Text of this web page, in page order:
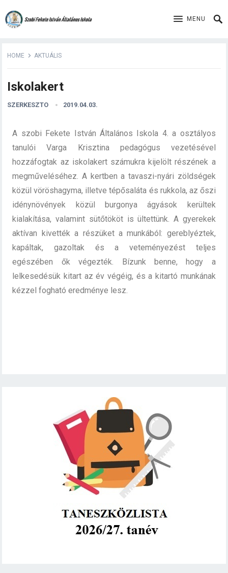
MENU
HOME AKTUÁLIS
Iskolakert
SZERKESZTO 2019.04.03.
A szobi Fekete István Általános Iskola 4. a osztályos
tanulói Varga Krisztina pedagógus vezetésével
hozzáfogtak az iskolakert számukra kijelölt részének a
megműveléséhez. A kertben a tavaszi-nyári zöldségek
közül vöröshagyma, illetve tépősaláta és rukkola, az őszi
idénynövények közül burgonya ágyások kerültek
kialakítása, valamint sütőtököt is ültettünk. A gyerekek
aktívan kivették a részüket a munkából: gereblyéztek,
kapáltak, gazoltak és a veteményezést teljes
egészében ők végezték. Bízunk benne, hogy a
lelkesedésük kitart az év végéig, és a kitartó munkának
kézzel fogható eredménye lesz.